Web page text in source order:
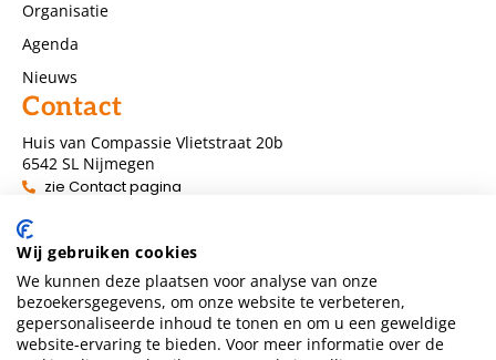
Organisatie
Agenda
Nieuws
Contact
Huis van Compassie Vlietstraat 20b
6542 SL Nijmegen
zie Contact pagina
NL80 TRIO 0391029460
ANBI nummer 860954286
Wij gebruiken cookies
We kunnen deze plaatsen voor analyse van onze
bezoekersgegevens, om onze website te verbeteren,
gepersonaliseerde inhoud te tonen en om u een geweldige
website-ervaring te bieden. Voor meer informatie over de